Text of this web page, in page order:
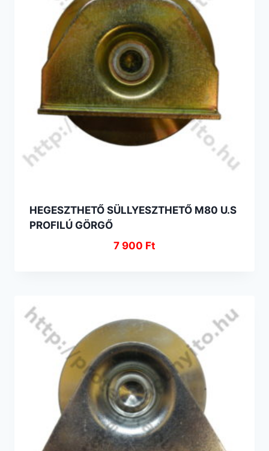
HEGESZTHETŐ SÜLLYESZTHETŐ M80 U.S
PROFILÚ GÖRGŐ
7 900 Ft